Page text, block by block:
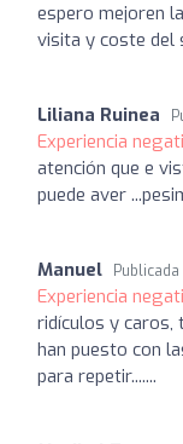
espero mejoren
visita y coste del
Liliana Ruinea
Experiencia
atención que e
puede aver
Manuel Publicada
Experiencia
ridículos y caros,
han puesto con
para repetir.......